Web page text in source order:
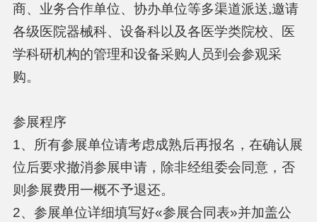
商、业务合作单位、协办单位等多渠道派送,邀请
各级医院器械科、设备科以及各医学类院校、医
学科研机构的管理和设备采购人员到会参观采
购。
参展程序
1、所有参展单位请考虑成熟后再报名，在确认展
位后要求撤消参展申请，除非经组委会同意，否
则参展费用一概不予退还。
2、参展单位详细填写好«参展合同表»并加盖公